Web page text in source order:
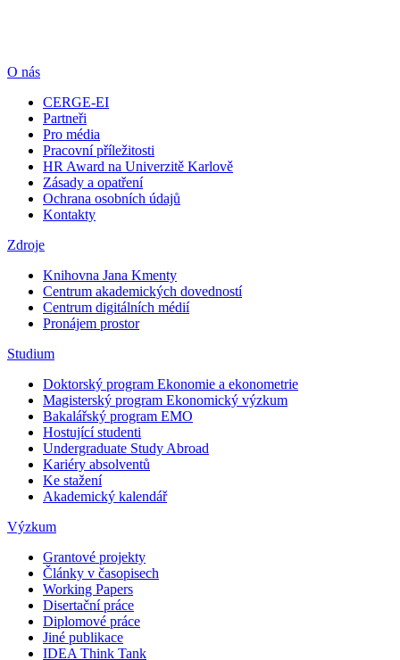
O nás
CERGE-EI
Partneři
Pro média
Pracovní příležitosti
HR Award na Univerzitě Karlově
Zásady a opatření
Ochrana osobních údajů
Kontakty
Zdroje
Knihovna Jana Kmenty
Centrum akademických dovedností
Centrum digitálních médií
Pronájem prostor
Studium
Doktorský program Ekonomie a ekonometrie
Magisterský program Ekonomický výzkum
Bakalářský program EMO
Hostující studenti
Undergraduate Study Abroad
Kariéry absolventů
Ke stažení
Akademický kalendář
Výzkum
Grantové projekty
Články v časopisech
Working Papers
Disertační práce
Diplomové práce
Jiné publikace
IDEA Think Tank